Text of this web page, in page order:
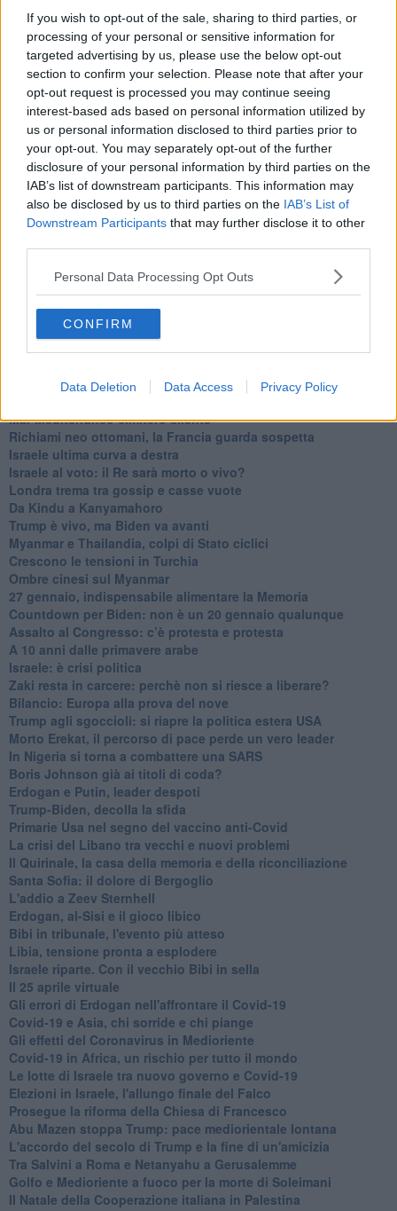
If you wish to opt-out of the sale, sharing to third parties, or
processing of your personal or sensitive information for
targeted advertising by us, please use the below opt-out
section to confirm your selection. Please note that after your
opt-out request is processed you may continue seeing
interest-based ads based on personal information utilized by
us or personal information disclosed to third parties prior to
your opt-out. You may separately opt-out of the further
disclosure of your personal information by third parties on the
IAB’s list of downstream participants. This information may
also be disclosed by us to third parties on the IAB’s List of
Downstream Participants that may further disclose it to other
Personal Data Processing Opt Outs
CONFIRM
Data Deletion Data Access Privacy Policy
Natale da incubo per Boris Johnson
La questione Ucraina
Cipro, un ponte dove si mischiano le culture
Una vigilia di Natale per un nuovo Rais
La questione israelo-palestinese ignorata dal G20
Erdogan continua a sfidare l'Occidente
Libano, collasso economico e guerra civile
Johnson, da Trump a Biden alla Brexit
L'AUKUS e il Quad
Biden, primo presidente USA non in guerra
Papa Bergoglio vedrà Viktor Orbán
Bennet, un giorno in attesa di Biden
Il ritorno dei talebani
Usa di nuovo al centro della geopolitica internazionale
L’appuntamento di Israele con il cambiamento
La farsa delle elezioni in Siria
In Medioriente non ci sono favole, solo realtà
La forza di Boris Johnson
Mar Mediterraneo cimitero silente
Richiami neo ottomani, la Francia guarda sospetta
Israele ultima curva a destra
Israele al voto: il Re sarà morto o vivo?
Londra trema tra gossip e casse vuote
Da Kindu a Kanyamahoro
Trump è vivo, ma Biden va avanti
Myanmar e Thailandia, colpi di Stato ciclici
Crescono le tensioni in Turchia
Ombre cinesi sul Myanmar
27 gennaio, indispensabile alimentare la Memoria
Countdown per Biden: non è un 20 gennaio qualunque
Assalto al Congresso: c’è protesta e protesta
A 10 anni dalle primavere arabe
Israele: è crisi politica
Zaki resta in carcere: perchè non si riesce a liberare?
Bilancio: Europa alla prova del nove
Trump agli sgoccioli: si riapre la politica estera USA
Morto Erekat, il percorso di pace perde un vero leader
In Nigeria si torna a combattere una SARS
Boris Johnson già ai titoli di coda?
Erdogan e Putin, leader despoti
Trump-Biden, decolla la sfida
Primarie Usa nel segno del vaccino anti-Covid
La crisi del Libano tra vecchi e nuovi problemi
Il Quirinale, la casa della memoria e della riconciliazione
Santa Sofia: il dolore di Bergoglio
L'addio a ​Zeev Sternhell
Erdogan, al-Sisi e il gioco libico
Bibi in tribunale, l'evento più atteso
Libia, tensione pronta a esplodere
Israele riparte. Con il vecchio Bibi in sella
Il 25 aprile virtuale
Gli errori di Erdogan nell'affrontare il Covid-19
Covid-19 e Asia, chi sorride e chi piange
Gli effetti del Coronavirus in Medioriente
Covid-19 in Africa, un rischio per tutto il mondo
Le lotte di Israele tra nuovo governo e Covid-19
Elezioni in Israele, l'allungo finale del Falco
Prosegue la riforma della Chiesa di Francesco
Abu Mazen stoppa Trump: pace mediorientale lontana
L'accordo del secolo di Trump e la fine di un'amicizia
Tra Salvini a Roma e Netanyahu a Gerusalemme
Golfo e Medioriente a fuoco per la morte di Soleimani
Il Natale della Cooperazione italiana in Palestina